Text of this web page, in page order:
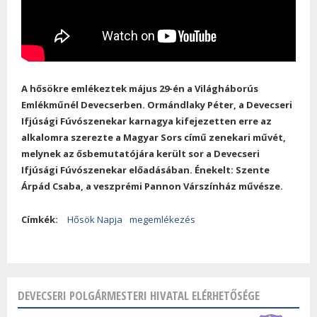
A hősökre emlékeztek május 29-én a Világháborús
Emlékműnél Devecserben. Ormándlaky Péter, a Devecseri
Ifjúsági Fúvószenekar karnagya kifejezetten erre az
alkalomra szerezte a Magyar Sors című zenekari művét,
melynek az ősbemutatójára került sor a Devecseri
Ifjúsági Fúvószenekar előadásában. Énekelt: Szente
Árpád Csaba, a veszprémi Pannon Várszínház művésze.
Címkék: Hősök Napja megemlékezés
DEVECSERI POLGÁRMESTERI HIVATAL ELÉRHETŐSÉGE